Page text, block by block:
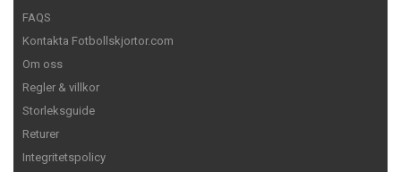
FAQS
Kontakta Fotbollskjortor.com
Om oss
Regler & villkor
Storleksguide
Returer
Integritetspolicy